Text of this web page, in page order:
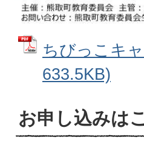
ちびっこキ
633.5KB)
お申し込みは